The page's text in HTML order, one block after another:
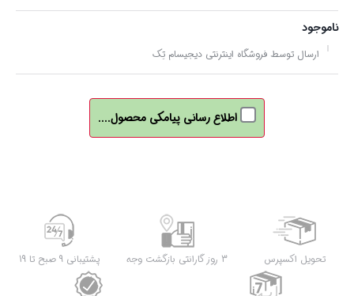
ناموجود
ارسال توسط فروشگاه اینترنتی دیجیسام تِک
اطلاع رسانی پیامکی محصول....
تحویل اکسپرس 3 روز گارانتی بازگشت وجه پشتیبانی 9 صبح تا 19